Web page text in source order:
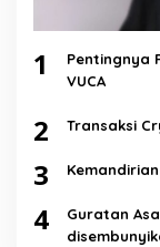
1
Pentingnya
VUCA
2 Transaksi
3
4
Guratan